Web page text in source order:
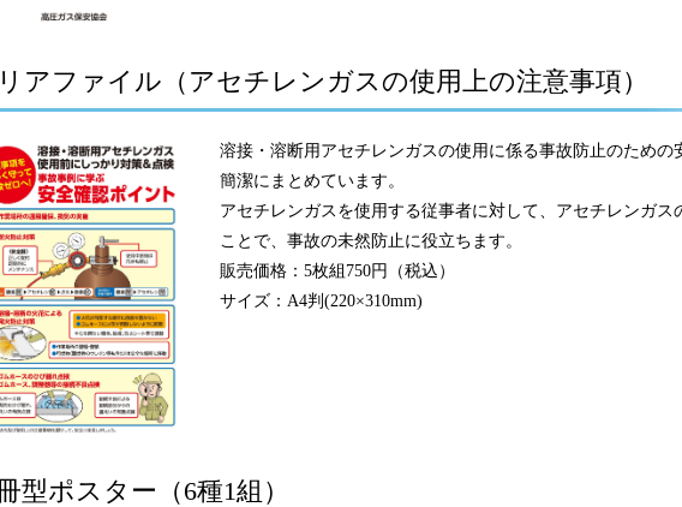
アファイル（アセチレンガスの使用上の注意事項）
溶接・溶断用アセチレンガスの使用に係る事故防止のための
簡潔にまとめています。
アセチレンガスを使用する従事者に対して、アセチレンガス
ことで、事故の未然防止に役立ちます。
販売価格：5枚組750円（税込）
サイズ：A4判(220×310mm)
型ポスター（6種1組）